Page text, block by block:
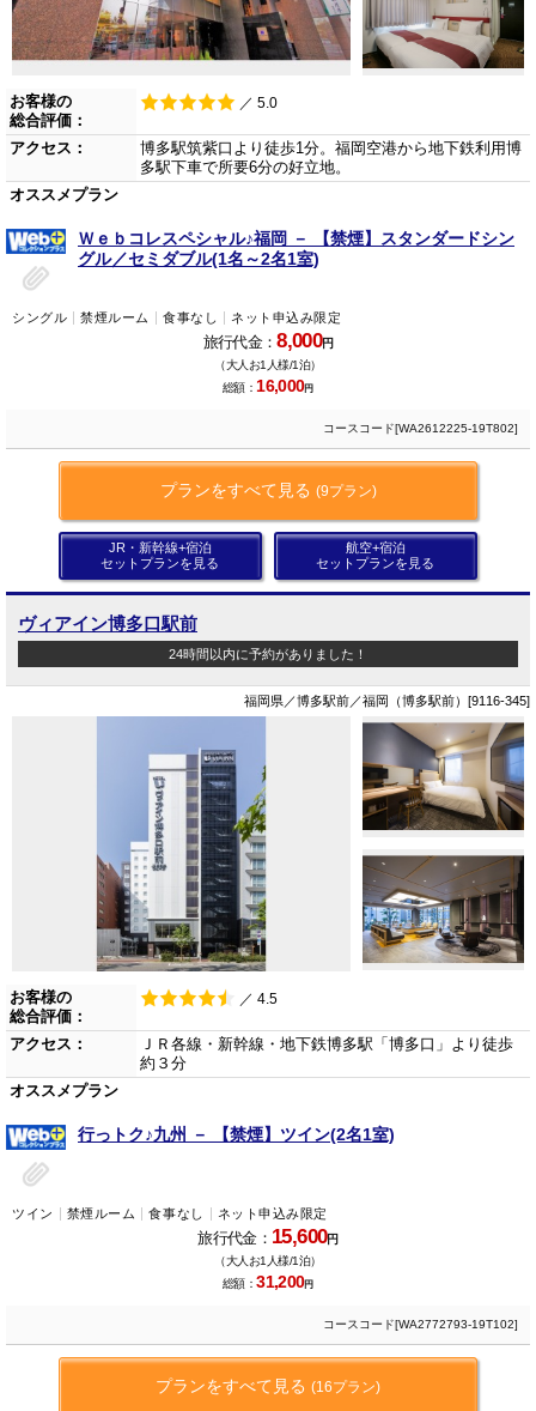
お客様の
総合評価：
／ 5.0
アクセス：
博多駅筑紫口より徒歩1分。福岡空港から地下鉄利用博
多駅下車で所要6分の好立地。
オススメプラン
Ｗｅｂコレスペシャル♪福岡 － 【禁煙】スタンダードシン
グル／セミダブル(1名～2名1室)
シングル 禁煙ルーム 食事なし ネット申込み限定
旅行代金：8,000円
（大人お1人様/1泊）
総額：16,000円
コースコード[WA2612225-19T802]
プランをすべて見る (9プラン)
JR・新幹線+宿泊
セットプランを見る
航空+宿泊
セットプランを見る
ヴィアイン博多口駅前
24時間以内に予約がありました！
福岡県／博多駅前／福岡（博多駅前）[9116-345]
お客様の
総合評価：
／ 4.5
アクセス：
ＪＲ各線・新幹線・地下鉄博多駅「博多口」より徒歩
約３分
オススメプラン
行っトク♪九州 － 【禁煙】ツイン(2名1室)
ツイン 禁煙ルーム 食事なし ネット申込み限定
旅行代金： 15,600円
（大人お1人様/1泊）
総額：31,200円
コースコード[WA2772793-19T102]
プランをすべて見る (16プラン)